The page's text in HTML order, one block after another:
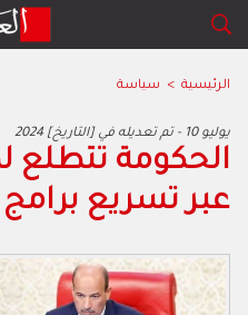
الرئيسية > سياسة
2024 يوليو 10 - تم تعديله في [التاريخ]
الحكومة تتطلع
عبر تسريع